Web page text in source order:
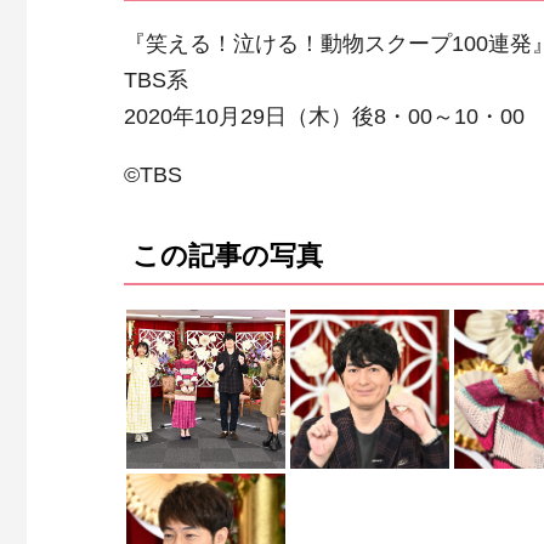
『笑える！泣ける！動物スクープ100連発
TBS系
2020年10月29日（木）後8・00～10・00
©TBS
この記事の写真